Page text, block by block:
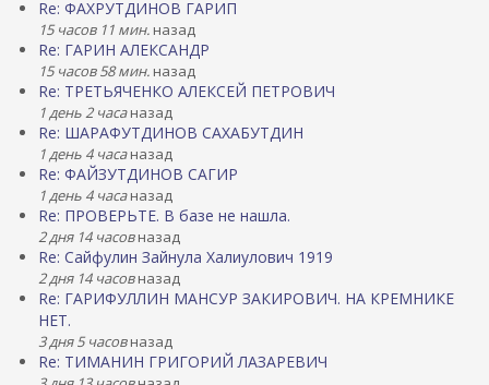
Re: ФАХРУТДИНОВ ГАРИП
15 часов 11 мин. назад
Re: ГАРИН АЛЕКСАНДР
15 часов 58 мин. назад
Re: ТРЕТЬЯЧЕНКО АЛЕКСЕЙ ПЕТРОВИЧ
1 день 2 часаназад
Re: ШАРАФУТДИНОВ САХАБУТДИН
1 день 4 часаназад
Re: ФАЙЗУТДИНОВ САГИР
1 день 4 часаназад
Re: ПРОВЕРЬТЕ. В базе не нашла.
2 дня 14 часовназад
Re: Сайфулин Зайнула Халиулович 1919
2 дня 14 часовназад
Re: ГАРИФУЛЛИН МАНСУР ЗАКИРОВИЧ. НА КРЕМНИКЕ
НЕТ.
3 дня 5 часовназад
Re: ТИМАНИН ГРИГОРИЙ ЛАЗАРЕВИЧ